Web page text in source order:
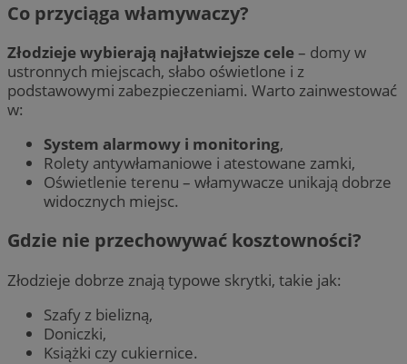
Co przyciąga włamywaczy?
Złodzieje wybierają najłatwiejsze cele– domy w
ustronnych miejscach, słabo oświetlone i z
podstawowymi zabezpieczeniami. Warto zainwestować
w:
System alarmowy i monitoring,
Rolety antywłamaniowe i atestowane zamki,
Oświetlenie terenu – włamywacze unikają dobrze
widocznych miejsc.
Gdzie nie przechowywać kosztowności?
Złodzieje dobrze znają typowe skrytki, takie jak:
Szafy z bielizną,
Doniczki,
Książki czy cukiernice.